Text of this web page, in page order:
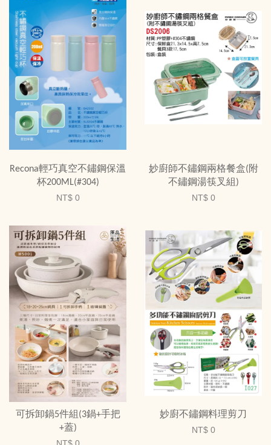
Recona輕巧真空不鏽鋼保溫
杯200ML(#304)
NT$ 0
妙廚師不鏽鋼兩格餐盒(附
不鏽鋼湯筷叉組)
NT$ 0
可拆卸鍋5件組(3鍋+手把
+蓋)
妙廚不鏽鋼料理剪刀
NT$ 0